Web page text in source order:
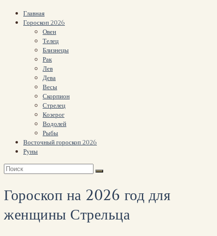
Главная
Гороскоп 2026
Овен
Телец
Близнецы
Рак
Лев
Дева
Весы
Скорпион
Стрелец
Козерог
Водолей
Рыбы
Восточный гороскоп 2026
Руны
Гороскоп на 2026 год для
женщины Стрельца